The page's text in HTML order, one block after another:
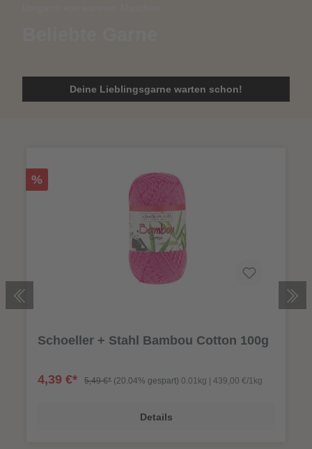
Deine Lieblingsgarne warten schon!
%
Schoeller + Stahl Bambou Cotton 100g
4,39 €* 5,49 €* (20.04% gespart) 0.01kg | 439,00 €/1kg
Details